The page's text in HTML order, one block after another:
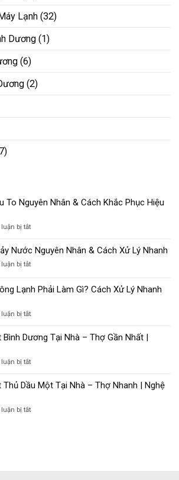
Lạnh (32)
Dương (1)
(6)
(2)
To Nguyên Nhân & Cách Khắc Phục Hiệu
bị tắtở
Lạnh
To
Nhân
Cách
Hiệu
Nước Nguyên Nhân & Cách Xử Lý Nhanh
bị tắtở
Lạnh
Nguyên
&
Xử
Nhanh
Lạnh Phải Làm Gì? Cách Xử Lý Nhanh
bị tắtở
Lạnh
Phải
Gì?
Xử
Bình Dương Tại Nhà – Thợ Gần Nhất |
bị tắtở
Máy
Dương
Thủ Dầu Một Tại Nhà – Thợ Nhanh | Nghệ
bị tắtở
Một